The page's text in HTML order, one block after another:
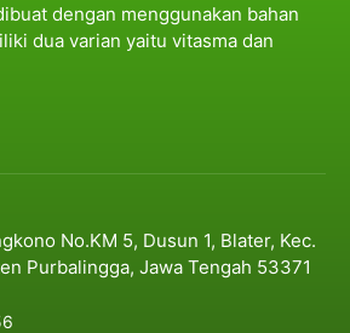
dengan menggunakan bahan
dua varian yaitu vitasma dan
No.KM 5, Dusun 1, Blater, Kec.
Purbalingga, Jawa Tengah 53371